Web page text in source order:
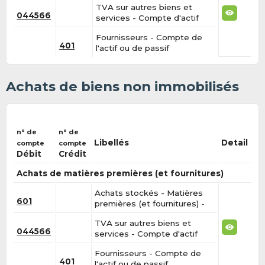
044566
TVA sur autres biens et
services - Compte d'actif
401
Fournisseurs - Compte de
l'actif ou de passif
Achats de biens non immobilisés
n° de
compte
Débit
n° de
compte
Crédit
Libellés Detail
Achats de matières premières (et fournitures)
601
Achats stockés - Matières
premières (et fournitures) -
044566
TVA sur autres biens et
services - Compte d'actif
401
Fournisseurs - Compte de